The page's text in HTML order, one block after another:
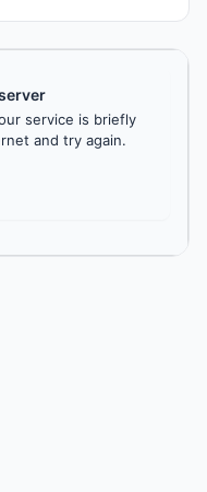
service is briefly
and try again.